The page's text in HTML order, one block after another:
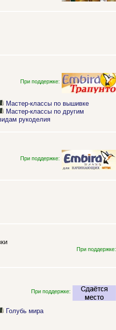
При поддержке:
Мастер-классы по вышивке
Мастер-классы по другим
рукоделия
При поддержке:
При поддержке:
При поддержке:
Голубь мира